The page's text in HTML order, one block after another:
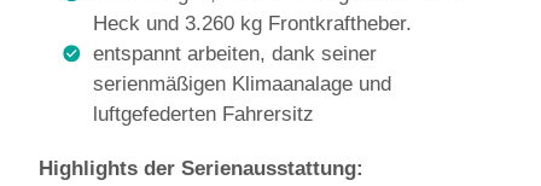
Heck und 3.260 kg Frontkraftheber.
entspannt arbeiten, dank seiner
serienmäßigen Klimaanalage und
luftgefederten Fahrersitz
Highlights der Serienausstattung: